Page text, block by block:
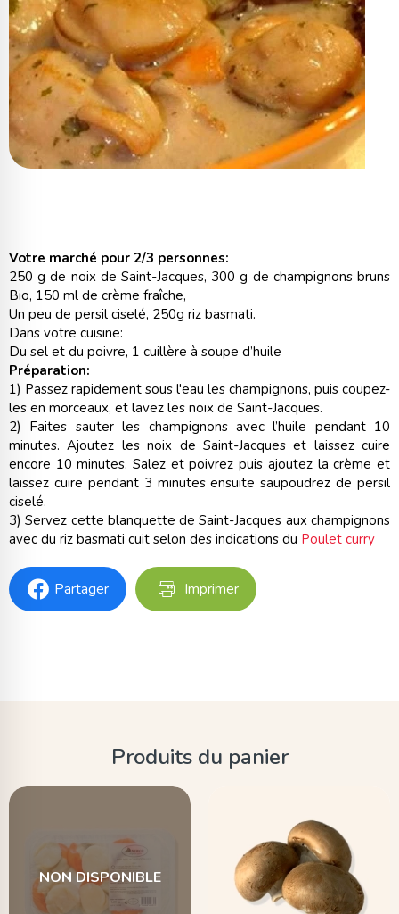
Votre marché pour 2/3 personnes:
250 g de noix de Saint-Jacques, 300 g de champignons bruns
Bio, 150 ml de crème fraîche,
Un peu de persil ciselé, 250g riz basmati.
Dans votre cuisine:
Du sel et du poivre, 1 cuillère à soupe d’huile
Préparation:
1) Passez rapidement sous l'eau les champignons, puis coupez-
les en morceaux, et lavez les noix de Saint-Jacques.
2) Faites sauter les champignons avec l’huile pendant 10
minutes. Ajoutez les noix de Saint-Jacques et laissez cuire
encore 10 minutes. Salez et poivrez puis ajoutez la crème et
laissez cuire pendant 3 minutes ensuite saupoudrez de persil
ciselé.
3) Servez cette blanquette de Saint-Jacques aux champignons
avec du riz basmati cuit selon des indications du Poulet curry
Partager Imprimer
Produits du panier
NON DISPONIBLE